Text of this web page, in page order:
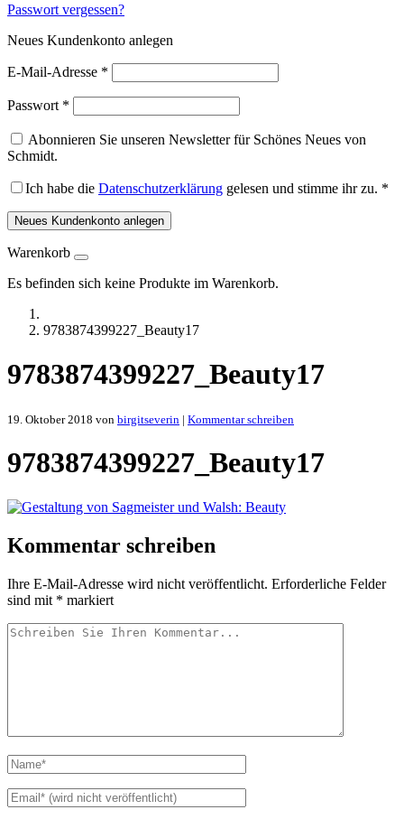
Passwort vergessen?
Neues Kundenkonto anlegen
E-Mail-Adresse *
Passwort *
Abonnieren Sie unseren Newsletter für Schönes Neues von
Schmidt.
Ich habe die Datenschutzerklärung gelesen und stimme ihr zu. *
Neues Kundenkonto anlegen
Warenkorb
Es befinden sich keine Produkte im Warenkorb.
9783874399227_Beauty17
9783874399227_Beauty17
19. Oktober 2018 von birgitseverin | Kommentar schreiben
9783874399227_Beauty17
Kommentar schreiben
Ihre E-Mail-Adresse wird nicht veröffentlicht. Erforderliche Felder
sind mit * markiert